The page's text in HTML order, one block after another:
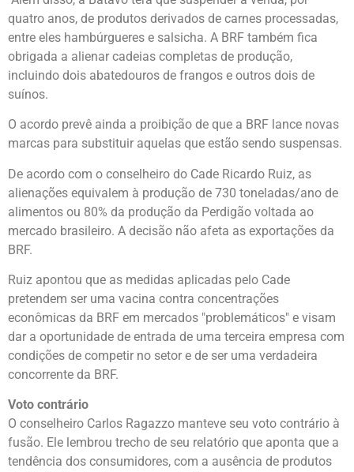
quatro anos, de produtos derivados de carnes processadas,
entre eles hambúrgueres e salsicha. A BRF também fica
obrigada a alienar cadeias completas de produção,
incluindo dois abatedouros de frangos e outros dois de
suínos.
O acordo prevê ainda a proibição de que a BRF lance novas
marcas para substituir aquelas que estão sendo suspensas.
De acordo com o conselheiro do Cade Ricardo Ruiz, as
alienações equivalem à produção de 730 toneladas/ano de
alimentos ou 80% da produção da Perdigão voltada ao
mercado brasileiro. A decisão não afeta as exportações da
BRF.
Ruiz apontou que as medidas aplicadas pelo Cade
pretendem ser uma vacina contra concentrações
econômicas da BRF em mercados "problemáticos" e visam
dar a oportunidade de entrada de uma terceira empresa com
condições de competir no setor e de ser uma verdadeira
concorrente da BRF.
Voto contrário
O conselheiro Carlos Ragazzo manteve seu voto contrário à
fusão. Ele lembrou trecho de seu relatório que aponta que a
tendência dos consumidores, com a ausência de produtos